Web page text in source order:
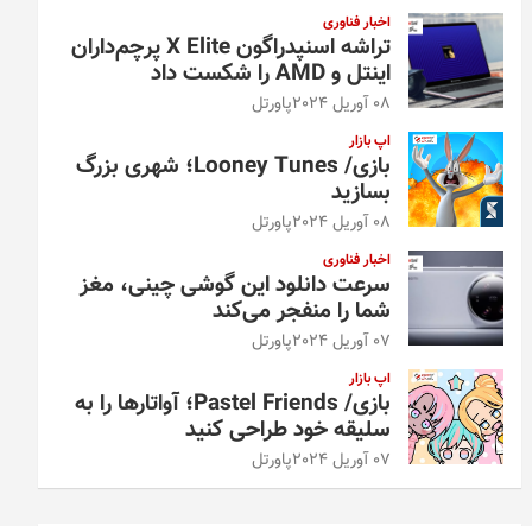
اخبار فناوری
تراشه اسنپدراگون X Elite پرچم‌داران
اینتل و AMD را شکست داد
08 آوریل 2024 پاورتل
اپ بازار
بازی/ Looney Tunes؛ شهری بزرگ
بسازید
08 آوریل 2024 پاورتل
اخبار فناوری
سرعت دانلود این گوشی چینی، مغز
شما را منفجر می‌کند
07 آوریل 2024 پاورتل
اپ بازار
بازی/ Pastel Friends؛ آواتارها را به
سلیقه خود طراحی کنید
07 آوریل 2024 پاورتل